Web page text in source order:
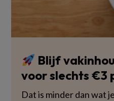
Blijf
voor slechts €3
Dat is minder dan wat